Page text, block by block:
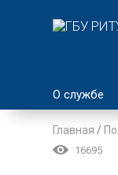
О службе
Главная /
16695